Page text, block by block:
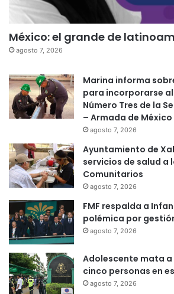
México: el grande de
agosto 7, 2026
Marina informa
para incorporarse
Número Tres de la
– Armada de México
agosto 7, 2026
Ayuntamiento de
servicios de salud a
Comunitarios
agosto 7, 2026
FMF respalda a
polémica por
agosto 7, 2026
Adolescente mata a
cinco personas en
agosto 7, 2026